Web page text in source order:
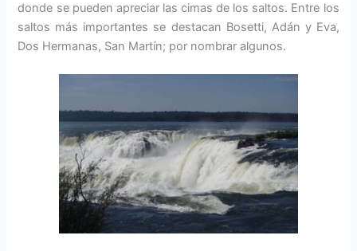
donde se pueden apreciar las cimas de los saltos. Entre los
saltos más importantes se destacan Bosetti, Adán y Eva,
Dos Hermanas, San Martín; por nombrar algunos.